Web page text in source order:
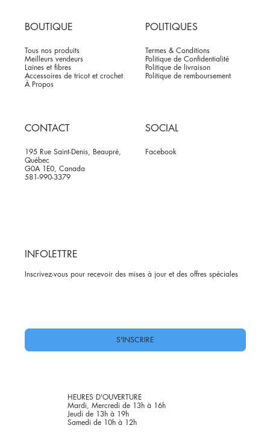
BOUTIQUE
Tous nos produits
Meilleurs vendeurs
Laines et fibres
Accessoires de tricot et crochet
À Propos
POLITIQUES
Termes & Conditions
Politique de Confidentialité
Politique de livraison
Politique de remboursement
CONTACT
195 Rue Saint-Denis, Beaupré,
Québec
G0A 1E0, Canada
581-990-3379
SOCIAL
Facebook
INFOLETTRE
Inscrivez-vous pour recevoir des mises à jour et des offres spéciales
S'INSCRIRE
HEURES D'OUVERTURE
Mardi, Mercredi de 13h à 16h
Jeudi de 13h à 19h
Samedi de 10h à 12h